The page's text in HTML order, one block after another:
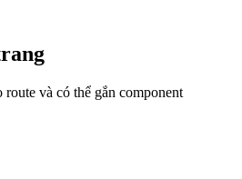
và có thể gắn component